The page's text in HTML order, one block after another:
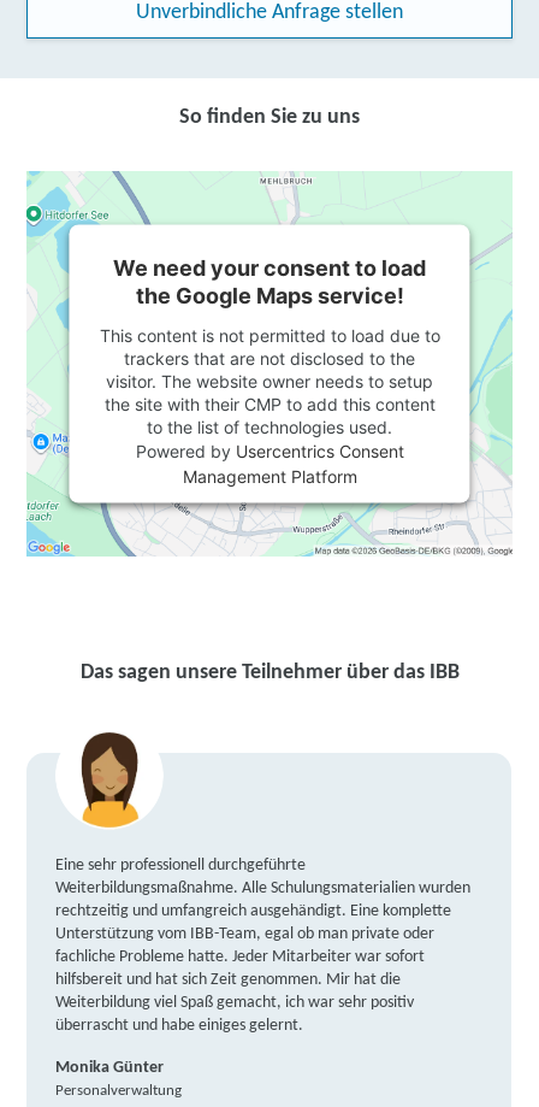
Unverbindliche Anfrage stellen
So finden Sie zu uns
We need your consent to load
the Google Maps service!
This content is not permitted to load due to
trackers that are not disclosed to the
visitor. The website owner needs to setup
the site with their CMP to add this content
to the list of technologies used.
Powered by Usercentrics Consent
Management Platform
Das sagen unsere Teilnehmer über das IBB
Eine sehr professionell durchgeführte
Weiterbildungsmaßnahme. Alle Schulungsmaterialien wurden
rechtzeitig und umfangreich ausgehändigt. Eine komplette
Unterstützung vom IBB-Team, egal ob man private oder
fachliche Probleme hatte. Jeder Mitarbeiter war sofort
hilfsbereit und hat sich Zeit genommen. Mir hat die
Weiterbildung viel Spaß gemacht, ich war sehr positiv
überrascht und habe einiges gelernt.
Monika Günter
Personalverwaltung